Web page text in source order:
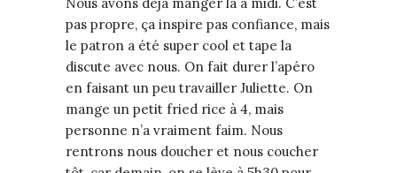
pas propre, ça inspire pas confiance, mais
le patron a été super cool et tape la
discute avec nous. On fait durer l’apéro
en faisant un peu travailler Juliette. On
mange un petit fried rice à 4, mais
personne n’a vraiment faim. Nous
rentrons nous doucher et nous coucher